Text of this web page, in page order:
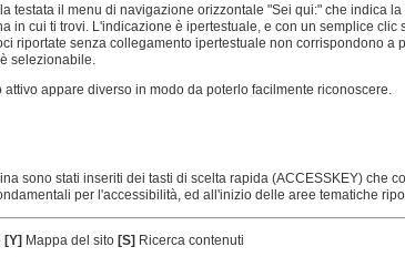
testata il menu di navigazione orizzontale "Sei qui:" che indica
in cui ti trovi. L'indicazione è ipertestuale, e con un semplice clic
riportate senza collegamento ipertestuale non corrispondono a
selezionabile.
appare diverso in modo da poterlo facilmente riconoscere.
sono stati inseriti dei tasti di scelta rapida (ACCESSKEY) che
per l'accessibilità, ed all'inizio delle aree tematiche
[Y] Mappa del sito [S] Ricerca contenuti